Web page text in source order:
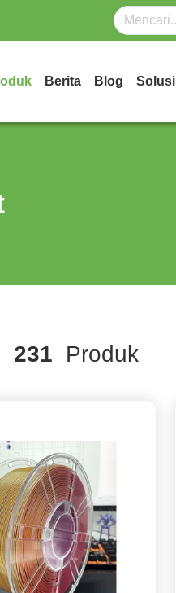
Berita Blog Solusi
231 Produk